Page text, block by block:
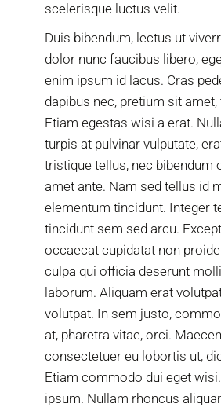
scelerisque luctus velit.
Duis bibendum, lectus ut
dolor nunc faucibus libero,
enim ipsum id lacus. Cras
dapibus nec, pretium sit
Etiam egestas wisi a erat.
turpis at pulvinar vulputate,
tristique tellus, nec bibendum
amet ante. Nam sed tellus id
elementum tincidunt. Integer
tincidunt sem sed arcu.
occaecat cupidatat non
culpa qui officia deserunt
laborum. Aliquam erat
volutpat. In sem justo,
at, pharetra vitae, orci.
consectetuer eu lobortis ut,
Etiam commodo dui eget
ipsum. Nullam rhoncus